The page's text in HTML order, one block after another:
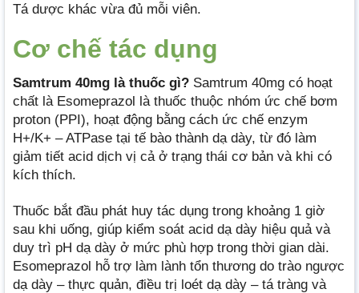
Tá dược khác vừa đủ mỗi viên.
Cơ chế tác dụng
Samtrum 40mg là thuốc gì? Samtrum 40mg có hoạt
chất là Esomeprazol là thuốc thuộc nhóm ức chế bơm
proton (PPI), hoạt động bằng cách ức chế enzym
H+/K+ – ATPase tại tế bào thành dạ dày, từ đó làm
giảm tiết acid dịch vị cả ở trạng thái cơ bản và khi có
kích thích.
Thuốc bắt đầu phát huy tác dụng trong khoảng 1 giờ
sau khi uống, giúp kiểm soát acid dạ dày hiệu quả và
duy trì pH dạ dày ở mức phù hợp trong thời gian dài.
Esomeprazol hỗ trợ làm lành tổn thương do trào ngược
dạ dày – thực quản, điều trị loét dạ dày – tá tràng và